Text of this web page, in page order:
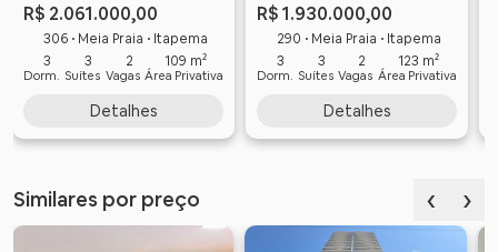
R$ 2.061.000,00
306 • Meia Praia • Itapema
3
Dorm.
3
Suítes
2
Vagas
109 m²
Área Privativa
Detalhes
R$ 1.930.000,00
290 • Meia Praia • Itapema
3
Dorm.
3
Suítes
2
Vagas
123 m²
Área Privativa
Detalhes
Similares por preço ‹ ›